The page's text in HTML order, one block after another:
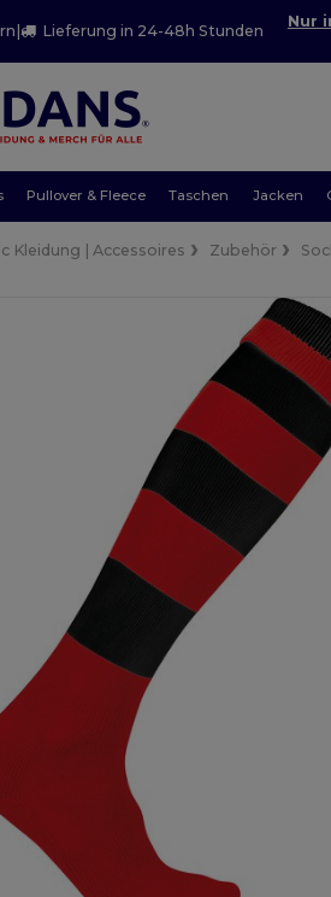
| Lieferung in 24-48h Stunden
Nur
Pullover & Fleece Taschen Jacken
Kleidung | Accessoires Zubehör